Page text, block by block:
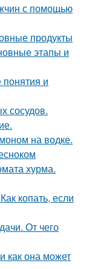
с помощью
продукты
этапы и
и
сосудов.
на водке.
хурма.
копать, если
От чего
как она может